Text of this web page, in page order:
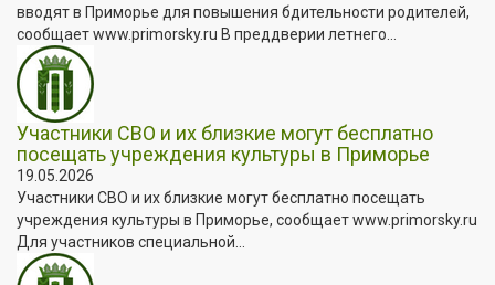
вводят в Приморье для повышения бдительности родителей,
сообщает www.primorsky.ru В преддверии летнего...
Участники СВО и их близкие могут бесплатно
посещать учреждения культуры в Приморье
19.05.2026
Участники СВО и их близкие могут бесплатно посещать
учреждения культуры в Приморье, сообщает www.primorsky.ru
Для участников специальной...